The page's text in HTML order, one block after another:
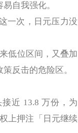
自我强化。
一次，日元压力没
低位区间，又叠加
反击的危险区。
近 13.8 万份，为
上押注「日元继续